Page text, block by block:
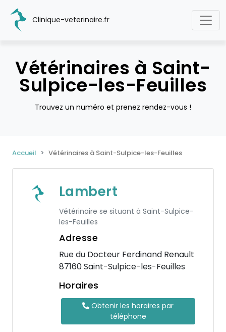
Clinique-veterinaire.fr
Vétérinaires à Saint-
Sulpice-les-Feuilles
Trouvez un numéro et prenez rendez-vous !
Accueil Vétérinaires à Saint-Sulpice-les-Feuilles
Lambert
Vétérinaire se situant à Saint-Sulpice-
les-Feuilles
Adresse
Rue du Docteur Ferdinand Renault
87160 Saint-Sulpice-les-Feuilles
Horaires
Obtenir les horaires par
téléphone